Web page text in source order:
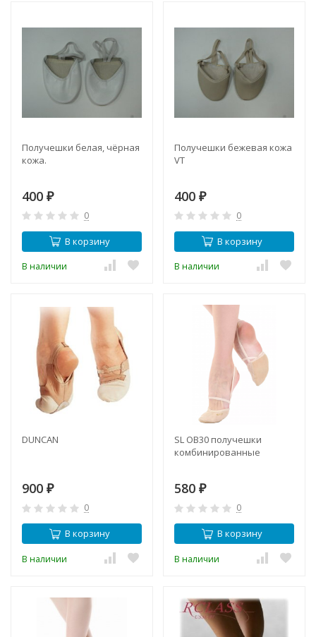
Получешки белая, чёрная
кожа.
400 ₽
0
В корзину
В наличии
Получешки бежевая кожа
VT
400 ₽
0
В корзину
В наличии
DUNCAN
900 ₽
0
В корзину
В наличии
SL OB30 получешки
комбинированные
580 ₽
0
В корзину
В наличии